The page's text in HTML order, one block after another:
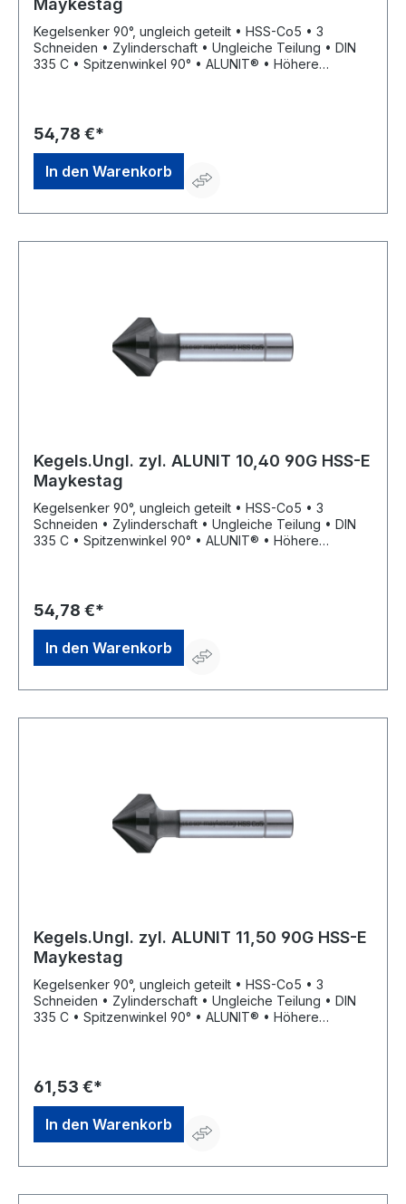
Maykestag
Kegelsenker 90°, ungleich geteilt • HSS-Co5 • 3
Schneiden • Zylinderschaft • Ungleiche Teilung • DIN
335 C • Spitzenwinkel 90° • ALUNIT® • Höhere
Bohrungen aller Art • Sehr gute Schneideigenschaften
durch ungleich geteilte Schneiden, dadurch deutlich
geringere Oberflächenrauigkeiten
54,78 €*
In den Warenkorb
Kegels.Ungl. zyl. ALUNIT 10,40 90G HSS-E
Maykestag
Kegelsenker 90°, ungleich geteilt • HSS-Co5 • 3
Schneiden • Zylinderschaft • Ungleiche Teilung • DIN
335 C • Spitzenwinkel 90° • ALUNIT® • Höhere
Bohrungen aller Art • Sehr gute Schneideigenschaften
durch ungleich geteilte Schneiden, dadurch deutlich
geringere Oberflächenrauigkeiten
54,78 €*
In den Warenkorb
Kegels.Ungl. zyl. ALUNIT 11,50 90G HSS-E
Maykestag
Kegelsenker 90°, ungleich geteilt • HSS-Co5 • 3
Schneiden • Zylinderschaft • Ungleiche Teilung • DIN
335 C • Spitzenwinkel 90° • ALUNIT® • Höhere
Bohrungen aller Art • Sehr gute Schneideigenschaften
durch ungleich geteilte Schneiden, dadurch deutlich
geringere Oberflächenrauigkeiten
61,53 €*
In den Warenkorb